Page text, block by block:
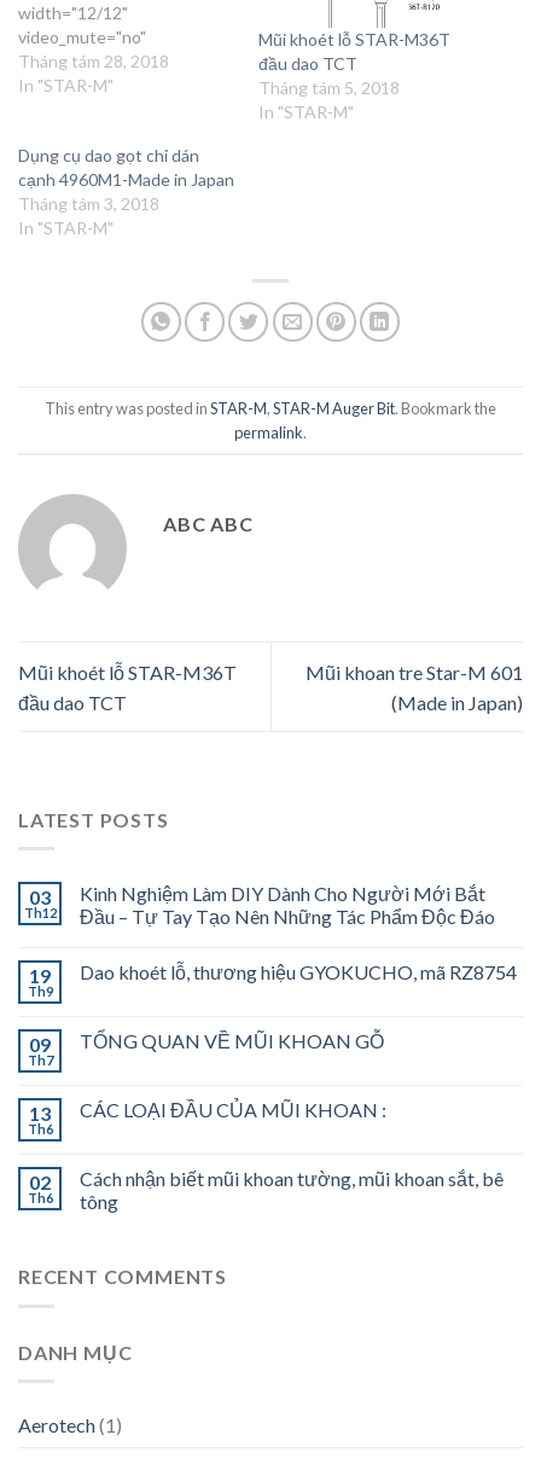
width="12/12"
video_mute="no"
_id="177266"]
[kc_image_fadein
[/kc_column][/kc_row]
[kc_row
use_container="yes"
force="no"
_id="946902"][kc_column
[kc_column_text
_id="852672"]Chống nứt gỗ
lỗ mồi, giúp ngăn chặn sự
nứt, vỡ gỗ tại thời điểm
đóng đinh và bắt…
Tháng tám 28, 2018
In "STAR-M"
Mũi khoét lỗ STAR-M36T
đầu dao TCT
Tháng tám 5, 2018
In "STAR-M"
Dụng cụ dao gọt chỉ dán
cạnh 4960M1-Made in Japan
Tháng tám 3, 2018
In "STAR-M"
This entry was posted inSTAR-M,STAR-M Auger Bit. Bookmark the
permalink.
ABC ABC
Mũi khoét lỗ STAR-M36T
đầu dao TCT
Mũi khoan tre Star-M 601
(Made in Japan)
LATEST POSTS
03
Th12
Kinh Nghiệm Làm DIY Dành Cho Người Mới Bắt
Đầu – Tự Tay Tạo Nên Những Tác Phẩm Độc Đáo
19
Th9
Dao khoét lỗ, thương hiệu GYOKUCHO, mã RZ8754
09
Th7
TỔNG QUAN VỀ MŨI KHOAN GỖ
13
Th6
CÁC LOẠI ĐẦU CỦA MŨI KHOAN :
02
Th6
Cách nhận biết mũi khoan tường, mũi khoan sắt, bê
tông
RECENT COMMENTS
DANH MỤC
Aerotech(1)